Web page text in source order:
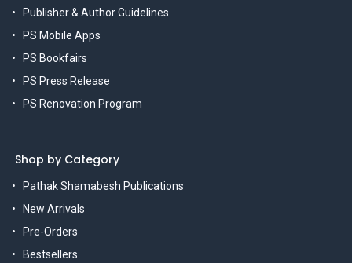
Publisher & Author Guidelines
PS Mobile Apps
PS Bookfairs
PS Press Release
PS Renovation Program
Shop by Category
Pathak Shamabesh Publications
New Arrivals
Pre-Orders
Bestsellers